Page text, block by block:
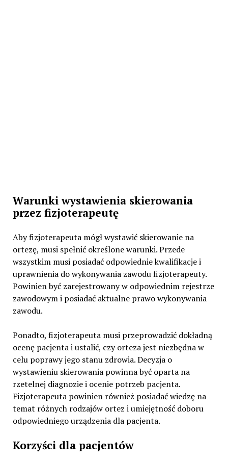
Warunki wystawienia skierowania
przez fizjoterapeutę
Aby fizjoterapeuta mógł wystawić skierowanie na
ortezę, musi spełnić określone warunki. Przede
wszystkim musi posiadać odpowiednie kwalifikacje i
uprawnienia do wykonywania zawodu fizjoterapeuty.
Powinien być zarejestrowany w odpowiednim rejestrze
zawodowym i posiadać aktualne prawo wykonywania
zawodu.
Ponadto, fizjoterapeuta musi przeprowadzić dokładną
ocenę pacjenta i ustalić, czy orteza jest niezbędna w
celu poprawy jego stanu zdrowia. Decyzja o
wystawieniu skierowania powinna być oparta na
rzetelnej diagnozie i ocenie potrzeb pacjenta.
Fizjoterapeuta powinien również posiadać wiedzę na
temat różnych rodzajów ortez i umiejętność doboru
odpowiedniego urządzenia dla pacjenta.
Korzyści dla pacjentów